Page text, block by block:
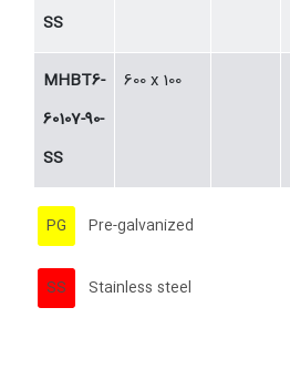
SS
MHBT6-
60107-90-
SS
600 x 100
PG Pre-galvanized
SS Stainless steel